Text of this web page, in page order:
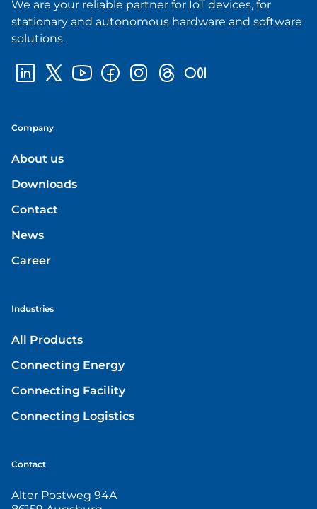
We are your reliable partner for IoT devices, for
stationary and autonomous hardware and software
solutions.
Company
About us
Downloads
Contact
News
Career
Industries
All Products
Connecting Energy
Connecting Facility
Connecting Logistics
Contact
Alter Postweg 94A